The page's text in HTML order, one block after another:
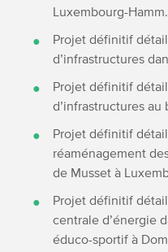
Luxembourg-Hamm.
Projet définitif
d’infrastructures
Projet définitif
d’infrastructures au
Projet définitif
réaménagement
de Musset à
Projet définitif
centrale d’énergie
éduco-sportif à